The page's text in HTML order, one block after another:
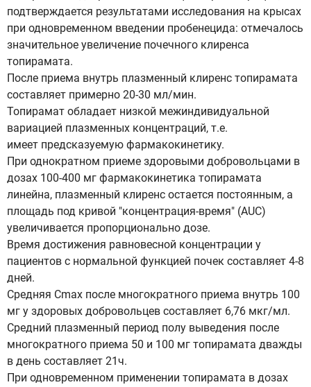
подтверждается результатами исследования на крысах
при одновременном введении пробенецида: отмечалось
значительное увеличение почечного клиренса
топирамата.
После приема внутрь плазменный клиренс топирамата
составляет примерно 20-30 мл/мин.
Топирамат обладает низкой межиндивидуальной
вариацией плазменных концентраций, т.е.
имеет предсказуемую фармакокинетику.
При однократном приеме здоровыми добровольцами в
дозах 100-400 мг фармакокинетика топирамата
линейна, плазменный клиренс остается постоянным, а
площадь под кривой "концентрация-время" (AUC)
увеличивается пропорционально дозе.
Время достижения равновесной концентрации у
пациентов с нормальной функцией почек составляет 4-8
дней.
Средняя Сmax после многократного приема внутрь 100
мг у здоровых добровольцев составляет 6,76 мкг/мл.
Средний плазменный период полу выведения после
многократного приема 50 и 100 мг топирамата дважды
в день составляет 21ч.
При одновременном применении топирамата в дозах